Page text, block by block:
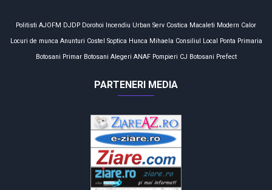
Politisti AJOFM DJDP Dorohoi Incendiu Urban Serv Costica Macaleti Modern Calor
Locuri de munca Anunturi Costel Soptica Hunca Mihaela Consiliul Local Ponta Primaria
Botosani Primar Botosani Alegeri ANAF Pompieri CJ Botosani Prefect
PARTENERI MEDIA